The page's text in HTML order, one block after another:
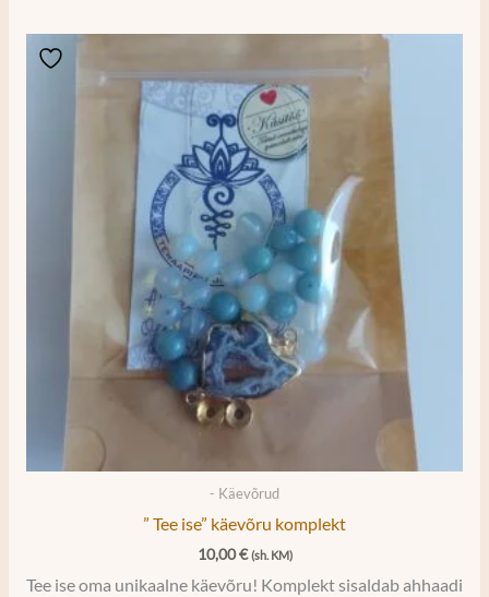
- Käevõrud
” Tee ise” käevõru komplekt
10,00€ (sh. KM)
Tee ise oma unikaalne käevõru! Komplekt sisaldab ahhaadi